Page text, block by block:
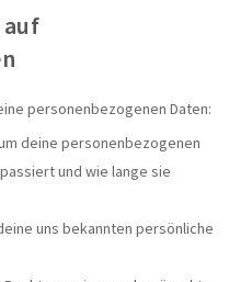
auf
personenbezogenen Daten:
deine personenbezogenen
und wie lange sie
uns bekannten persönliche